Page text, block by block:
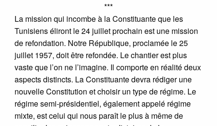
***
La mission qui incombe à la Constituante que les
Tunisiens éliront le 24 juillet prochain est une mission
de refondation. Notre République, proclamée le 25
juillet 1957, doit être refondée. Le chantier est plus
vaste que l’on ne l’imagine. Il comporte en réalité deux
aspects distincts. La Constituante devra rédiger une
nouvelle Constitution et choisir un type de régime. Le
régime semi-présidentiel, également appelé régime
mixte, est celui qui nous paraît le plus à même de